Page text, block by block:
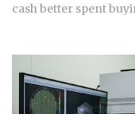
cash better spent
closing . Rate
Chase and Rocket
as a lower monthly